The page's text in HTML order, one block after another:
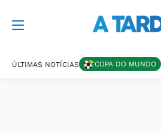
ÚLTIMAS NOTÍCIAS COPA DO MUNDO